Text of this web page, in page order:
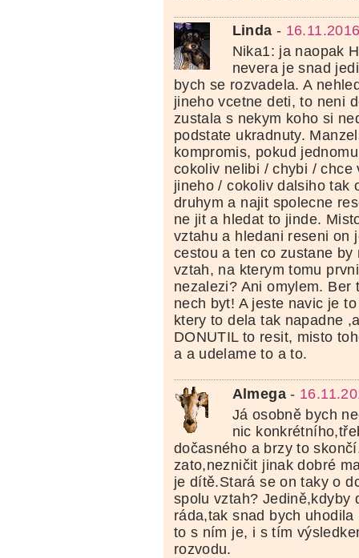
Linda -
Nika1: ja naopak
nevera je snad
bych se rozvadela. A
jineho vcetne deti, to neni
zustala s nekym koho si
podstate ukradnuty.
kompromis, pokud
cokoliv nelibi / chybi / chce
jineho / cokoliv dalsiho tak
druhym a najit spolecne
ne jit a hledat to jinde.
vztahu a hledani reseni on
cestou a ten co zustane
vztah, na kterym tomu
nezalezi? Ani omylem. Ber
nech byt! A jeste navic je
ktery to dela tak napadne
DONUTIL to resit, misto
a a udelame to a to.
Almega-
Já osobně bych
nic
dočasného a brzy to
zato,nezničit jinak dobré
je dítě.Stará se on taky o
spolu vztah? Jedině,kdyby
ráda,tak snad bych
to s ním je, i s tím
rozvodu.